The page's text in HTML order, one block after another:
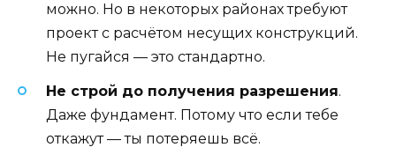
можно. Но в некоторых районах требуют
проект с расчётом несущих конструкций.
Не пугайся — это стандартно.
Не строй до получения разрешения.
Даже фундамент. Потому что если тебе
откажут — ты потеряешь всё.